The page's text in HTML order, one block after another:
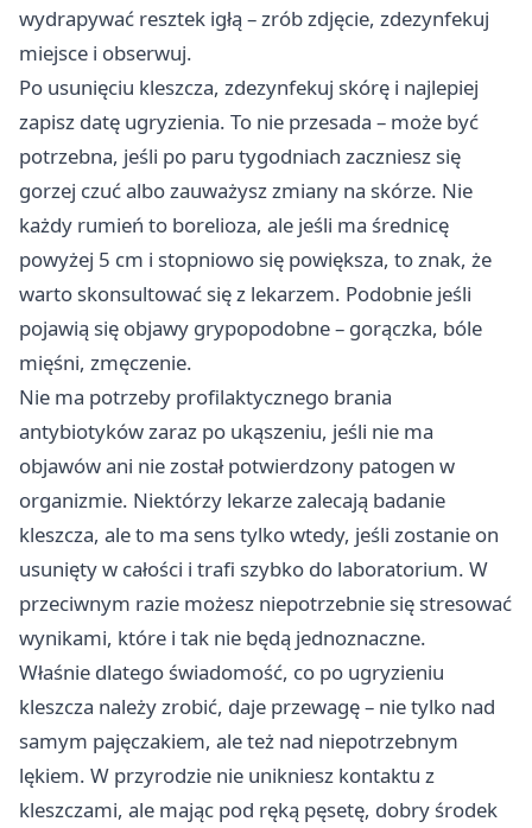
wydrapywać resztek igłą – zrób zdjęcie, zdezynfekuj
miejsce i obserwuj.
Po usunięciu kleszcza, zdezynfekuj skórę i najlepiej
zapisz datę ugryzienia. To nie przesada – może być
potrzebna, jeśli po paru tygodniach zaczniesz się
gorzej czuć albo zauważysz zmiany na skórze. Nie
każdy rumień to borelioza, ale jeśli ma średnicę
powyżej 5 cm i stopniowo się powiększa, to znak, że
warto skonsultować się z lekarzem. Podobnie jeśli
pojawią się objawy grypopodobne – gorączka, bóle
mięśni, zmęczenie.
Nie ma potrzeby profilaktycznego brania
antybiotyków zaraz po ukąszeniu, jeśli nie ma
objawów ani nie został potwierdzony patogen w
organizmie. Niektórzy lekarze zalecają badanie
kleszcza, ale to ma sens tylko wtedy, jeśli zostanie on
usunięty w całości i trafi szybko do laboratorium. W
przeciwnym razie możesz niepotrzebnie się stresować
wynikami, które i tak nie będą jednoznaczne.
Właśnie dlatego świadomość, co po ugryzieniu
kleszcza należy zrobić, daje przewagę – nie tylko nad
samym pajęczakiem, ale też nad niepotrzebnym
lękiem. W przyrodzie nie unikniesz kontaktu z
kleszczami, ale mając pod ręką pęsetę, dobry środek